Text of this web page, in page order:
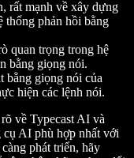
rất mạnh về xây dựng
thống phản hồi bằng
quan trọng trong hệ
bằng giọng nói.
bằng giọng nói của
hiện các lệnh nói.
về Typecast AI và
AI phù hợp nhất với
phát triển, hãy